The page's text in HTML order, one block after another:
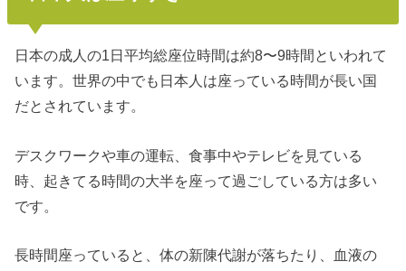
日本の成人の1日平均総座位時間は約8〜9時間といわれて
います。世界の中でも日本人は座っている時間が長い国
だとされています。
デスクワークや車の運転、食事中やテレビを見ている
時、起きてる時間の大半を座って過ごしている方は多い
です。
長時間座っていると、体の新陳代謝が落ちたり、血液の